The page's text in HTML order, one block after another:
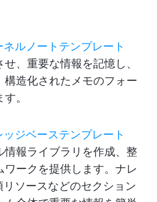
ルノートテンプレート
、重要な情報を記憶し、
造化されたメモのフォー
。
ジベーステンプレート
情報ライブラリを作成、整
ークを提供します。ナレ
リソースなどのセクション